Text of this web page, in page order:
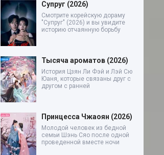
Супруг (2026)
Смотрите корейскую дораму
"Супруг" (2026) и вы увидите
историю отчаянную борьбу
Тысяча ароматов (2026)
История Цзян Ли Фэй и Лэй Сю
Юаня, которые связаны друг с
другом с ранней
Принцесса Чжаоян (2026)
Молодой человек из бедной
семьи Шэнь Сяо после одной
проведенной вместе ночи